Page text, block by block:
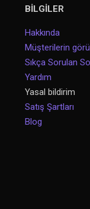
BİLGİLER
Hakkında
Müşterilerin
Sıkça Sorulan
Yardım
Yasal bildirim
Satış Şartları
Blog